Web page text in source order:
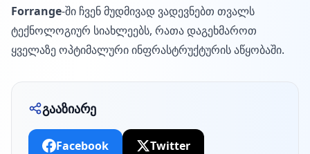
Forrange-ში ჩვენ მუდმივად ვადევნებთ თვალს
ტექნოლოგიურ სიახლეებს, რათა დაგეხმაროთ
ყველაზე ოპტიმალური ინფრასტრუქტურის აწყობაში.
გააზიარე
Facebook Twitter